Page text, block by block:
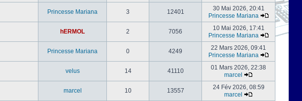
Princesse Mariana 3 12401
30 Mai 2026, 20:41
Princesse Mariana
hERMOL 2 7056
10 Mai 2026, 17:41
Princesse Mariana
Princesse Mariana 0 4249
22 Mars 2026, 09:41
Princesse Mariana
velus 14 41110
01 Mars 2026, 22:38
marcel
marcel 10 13557
24 Fév 2026, 08:59
marcel